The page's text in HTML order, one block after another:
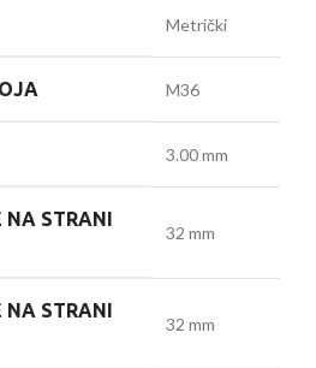
Metrički
M36
3.00 mm
NA STRANI
32 mm
NA STRANI
32 mm